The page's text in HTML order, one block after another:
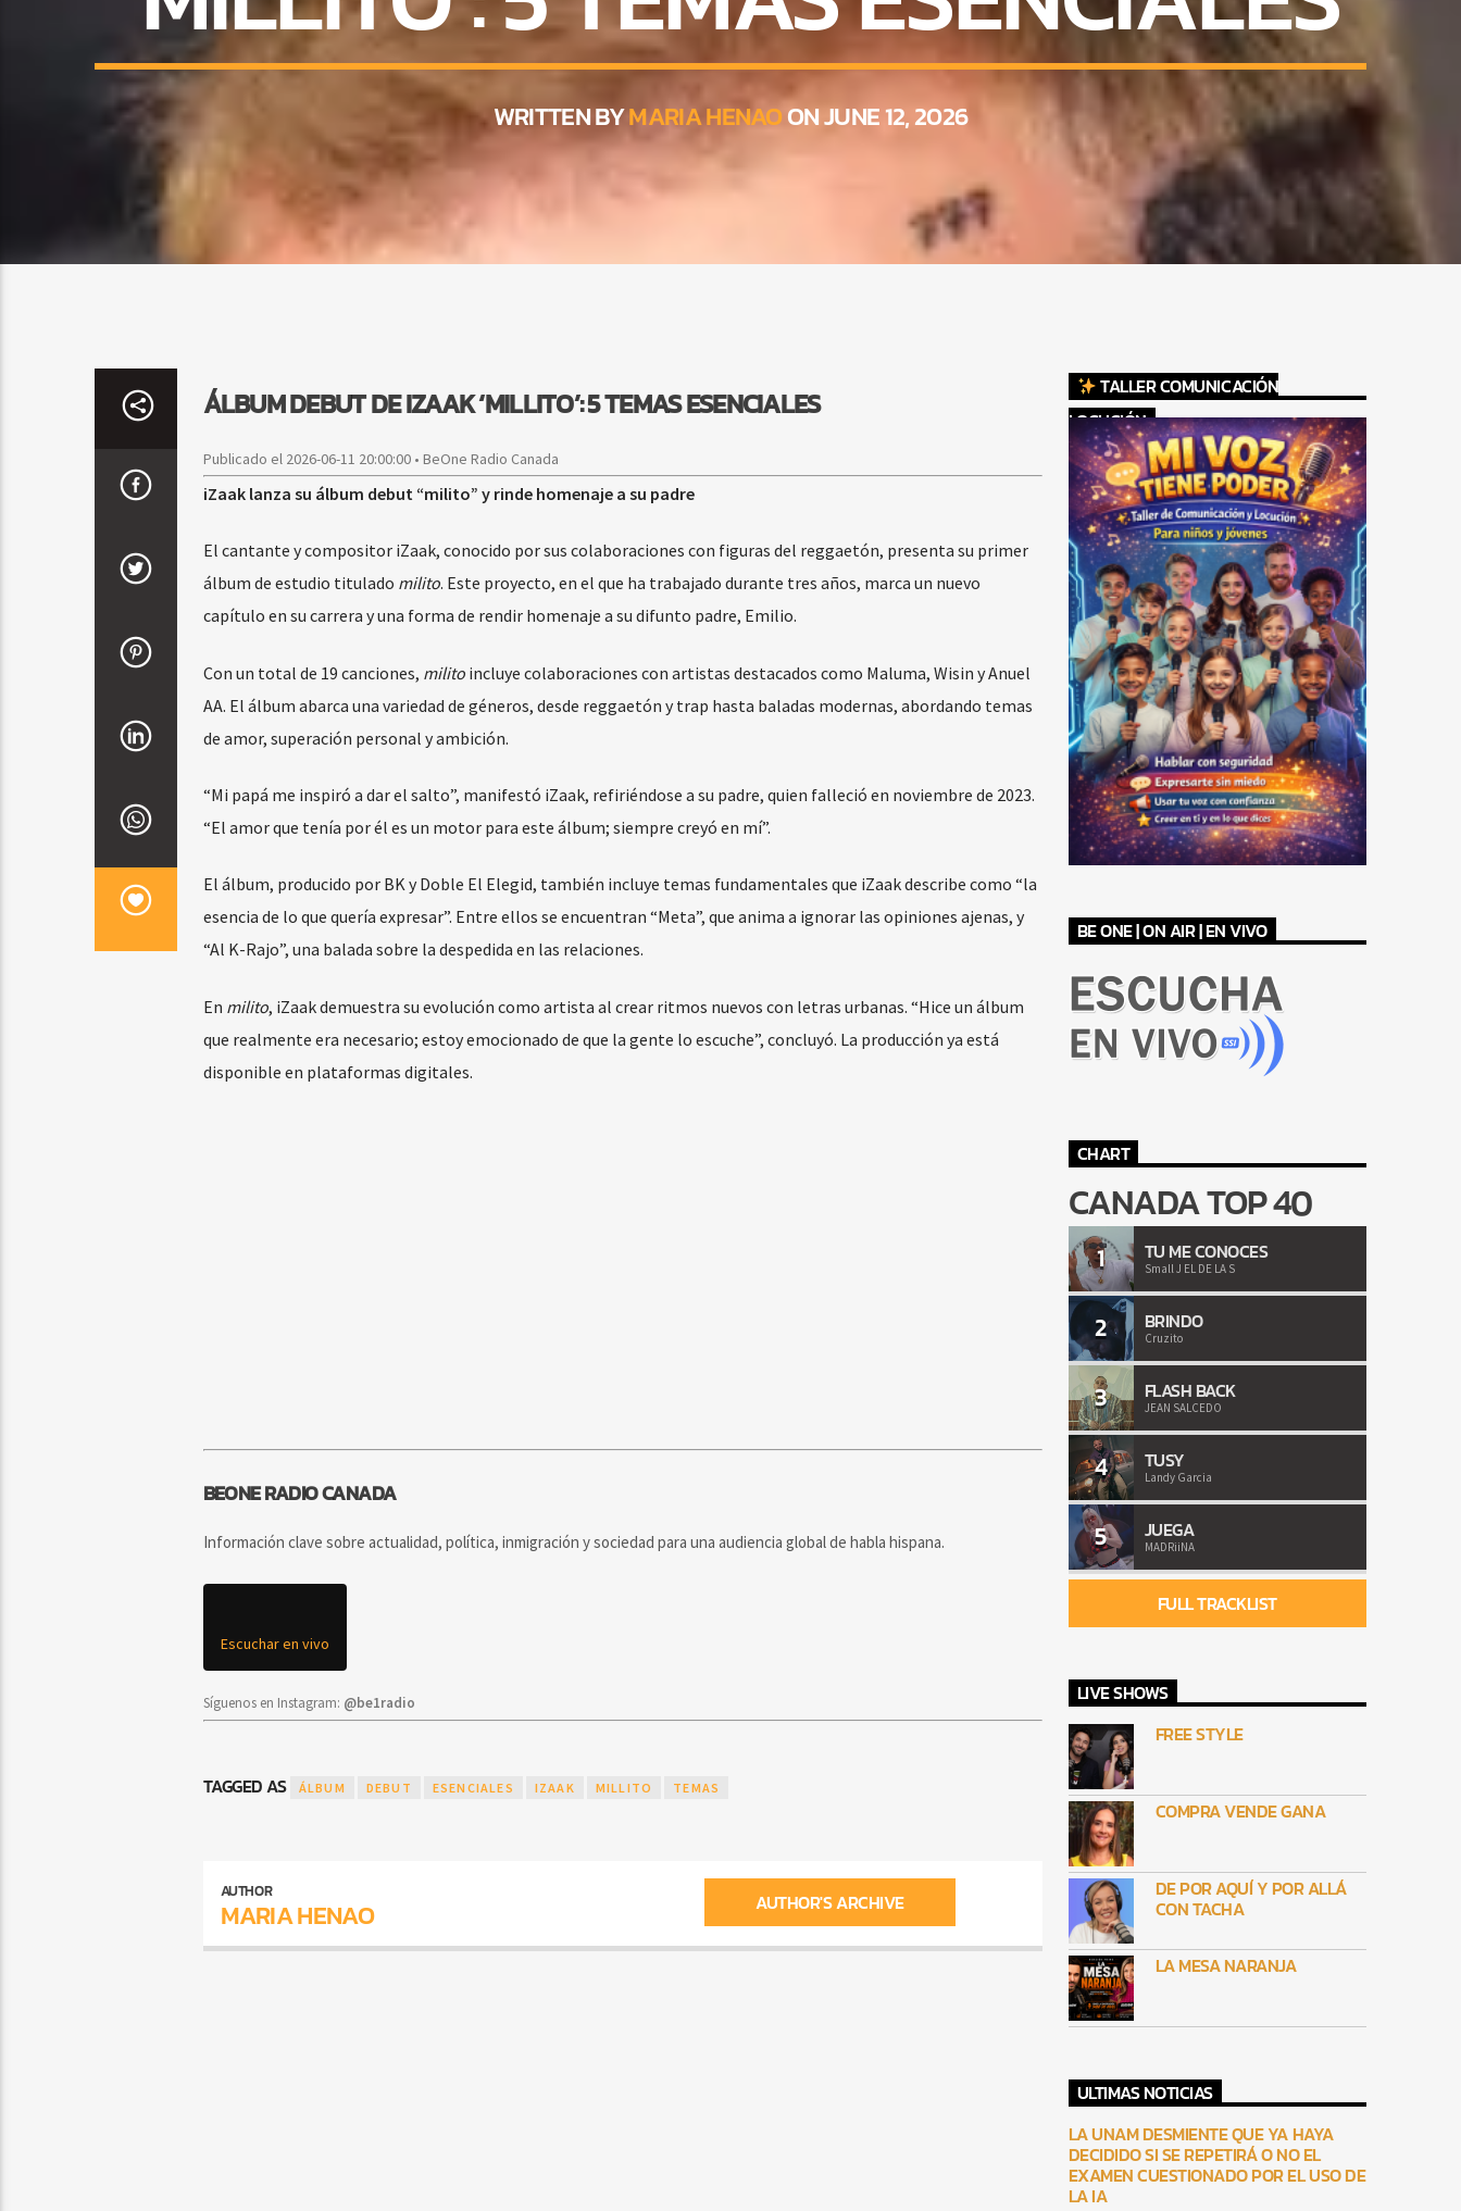
WRITTEN BYMARIA HENAOON JUNE 12, 2026
ÁLBUM DEBUT DE IZAAK ‘MILLITO’: 5 TEMAS ESENCIALES
Publicado el 2026-06-11 20:00:00 • BeOne Radio Canada
iZaak lanza su álbum debut “milito” y rinde homenaje a su padre
El cantante y compositor iZaak, conocido por sus colaboraciones con figuras del reggaetón, presenta su primer
álbum de estudio titulado milito. Este proyecto, en el que ha trabajado durante tres años, marca un nuevo
capítulo en su carrera y una forma de rendir homenaje a su difunto padre, Emilio.
Con un total de 19 canciones, militoincluye colaboraciones con artistas destacados como Maluma, Wisin y Anuel
AA. El álbum abarca una variedad de géneros, desde reggaetón y trap hasta baladas modernas, abordando temas
de amor, superación personal y ambición.
“Mi papá me inspiró a dar el salto”, manifestó iZaak, refiriéndose a su padre, quien falleció en noviembre de 2023.
“El amor que tenía por él es un motor para este álbum; siempre creyó en mí”.
El álbum, producido por BK y Doble El Elegid, también incluye temas fundamentales que iZaak describe como “la
esencia de lo que quería expresar”. Entre ellos se encuentran “Meta”, que anima a ignorar las opiniones ajenas, y
“Al K-Rajo”, una balada sobre la despedida en las relaciones.
En milito, iZaak demuestra su evolución como artista al crear ritmos nuevos con letras urbanas. “Hice un álbum
que realmente era necesario; estoy emocionado de que la gente lo escuche”, concluyó. La producción ya está
disponible en plataformas digitales.
BEONE RADIO CANADA
Información clave sobre actualidad, política, inmigración y sociedad para una audiencia global de habla hispana.
Escuchar en vivo
Síguenos en Instagram: @be1radio
TAGGED AS ÁLBUM DEBUT ESENCIALES IZAAK MILLITO TEMAS
AUTHOR
MARIA HENAO AUTHOR'S ARCHIVE
TALLER COMUNICACIÓN
LOCUCIÓN
BE ONE | ON AIR | EN VIVO
CHART
CANADA TOP 40
1 TU ME CONOCES
Small J EL DE LA S
2 BRINDO
Cruzito
3 FLASH BACK
JEAN SALCEDO
4 TUSY
Landy Garcia
5 JUEGA
MADRiiNA
FULL TRACKLIST
LIVE SHOWS
FREE STYLE
COMPRA VENDE GANA
DE POR AQUÍ Y POR ALLÁ
CON TACHA
LA MESA NARANJA
ULTIMAS NOTICIAS
LA UNAM DESMIENTE QUE YA HAYA
DECIDIDO SI SE REPETIRÁ O NO EL
EXAMEN CUESTIONADO POR EL USO DE
LA IA